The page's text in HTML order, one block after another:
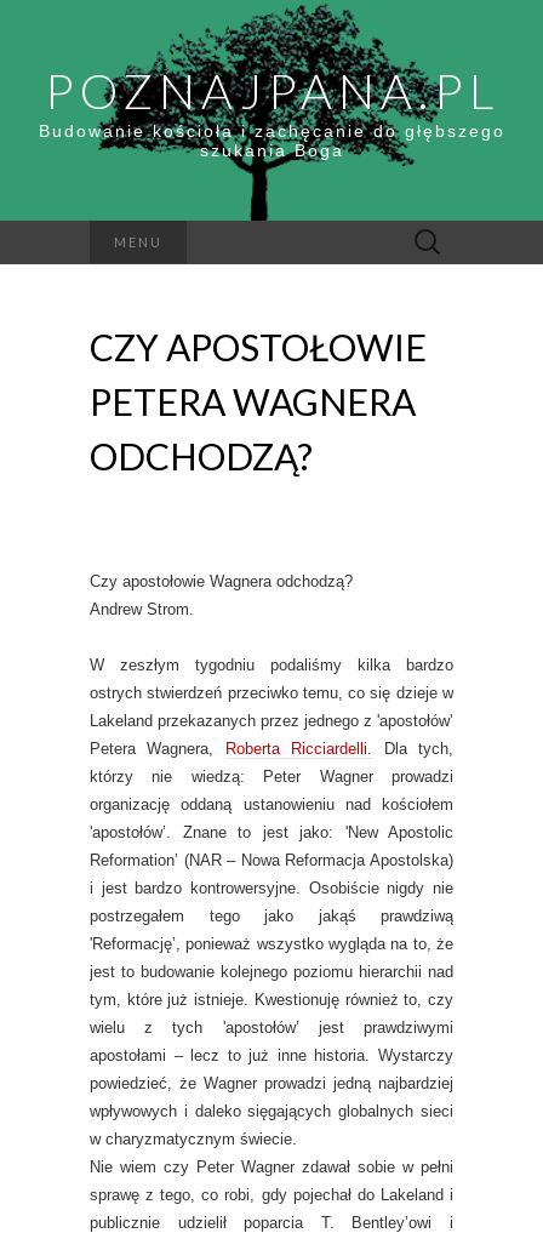
POZNAJPANA.PL
Budowanie kościoła i zachęcanie do głębszego
szukania Boga
MENU Szukaj:
CZY APOSTOŁOWIE
PETERA WAGNERA
ODCHODZĄ?
Czy apostołowie Wagnera odchodzą?
Andrew Strom.
W zeszłym tygodniu podaliśmy kilka bardzo
ostrych stwierdzeń przeciwko temu, co się dzieje w
Lakeland przekazanych przez jednego z 'apostołów’
Petera Wagnera,
Roberta Ricciardelli. Dla tych,
którzy nie wiedzą: Peter Wagner prowadzi
organizację oddaną ustanowieniu nad kościołem
'apostołów’. Znane to jest jako: 'New Apostolic
Reformation’ (NAR – Nowa Reformacja Apostolska)
i jest bardzo kontrowersyjne. Osobiście nigdy nie
postrzegałem tego jako jakąś prawdziwą
'Reformację’, ponieważ wszystko wygląda na to, że
jest to budowanie kolejnego poziomu hierarchii nad
tym, które już istnieje. Kwestionuję również to, czy
wielu z tych 'apostołów’ jest prawdziwymi
apostołami – lecz to już inne historia. Wystarczy
powiedzieć, że Wagner prowadzi jedną najbardziej
wpływowych i daleko sięgających globalnych sieci
w charyzmatycznym świecie.
Nie wiem czy Peter Wagner zdawał sobie w pełni
sprawę z tego, co robi, gdy pojechał do Lakeland i
publicznie udzielił poparcia T. Bentley’owi i